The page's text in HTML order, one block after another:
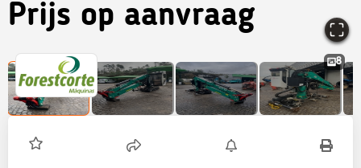
Prijs op aanvraag
8